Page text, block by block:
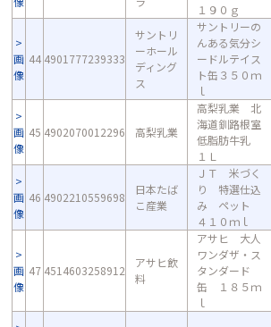
１９０ｇ
画
像
44 4901777239333
サントリ
ーホール
ディング
ス
サントリーの
んある気分シ
ードルテイス
ト缶３５０ｍ
ｌ
画
像
45 4902070012296 高梨乳業
高梨乳業 北
海道釧路根室
低脂肪牛乳
１Ｌ
画
像
46 4902210559698
日本たば
こ産業
ＪＴ 米づく
り 特選仕込
み ペット
４１０ｍｌ
画
像
47 4514603258912
アサヒ飲
料
アサヒ 大人
ワンダザ・ス
タンダード
缶 １８５ｍ
ｌ